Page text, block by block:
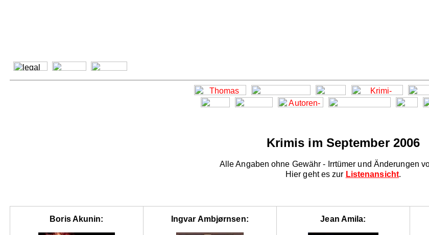
Krimis im September 2006
Alle Angaben ohne Gewähr - Irrtümer und Änderungen
Hier geht es zur Listenansicht.
Boris Akunin: Ingvar Ambjørnsen: Jean Amila: